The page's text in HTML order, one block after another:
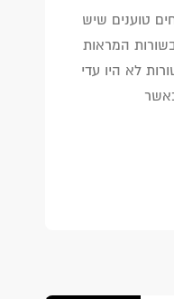
טוענים שיש
המראות
לא היו עדי